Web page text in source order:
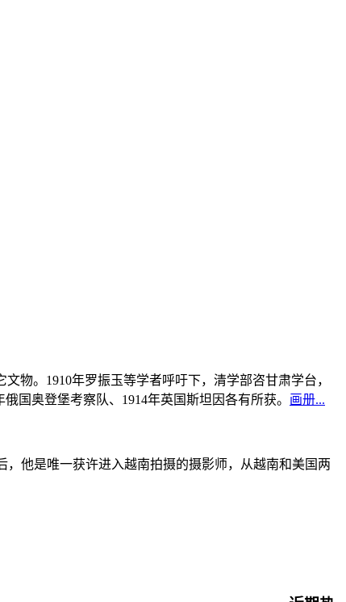
物。1910年罗振玉等学者呼吁下，清学部咨甘肃学台，
国奥登堡考察队、1914年英国斯坦因各有所获。 画册...
，他是唯一获许进入越南拍摄的摄影师，从越南和美国两